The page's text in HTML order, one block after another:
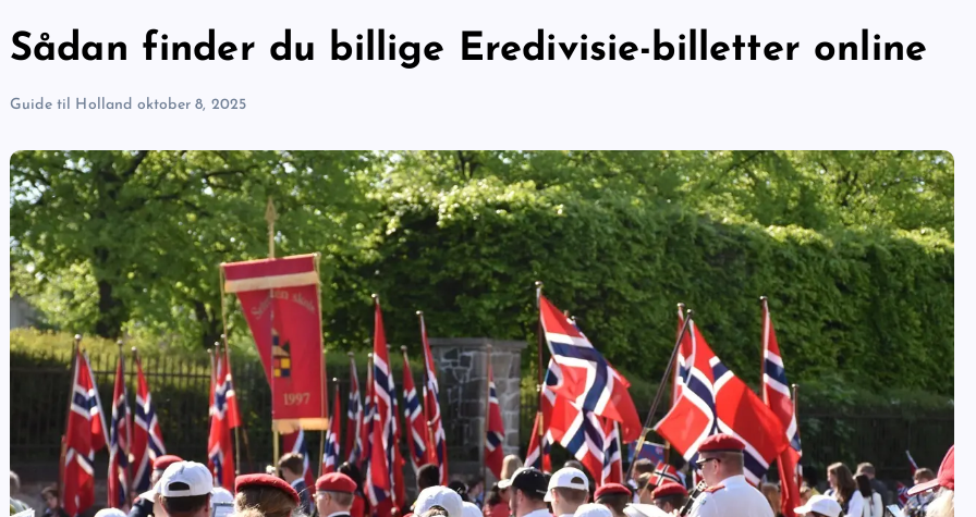
Sådan finder du billige Eredivisie-billetter online
Guide til Holland oktober 8, 2025